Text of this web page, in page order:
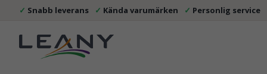
Snabb leverans Kända varumärken Personlig service